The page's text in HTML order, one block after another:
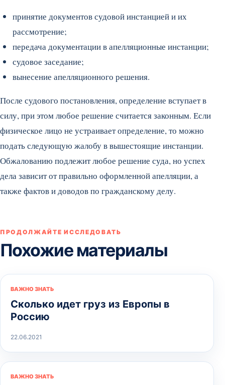
принятие документов судовой инстанцией и их
рассмотрение;
передача документации в апелляционные инстанции;
судовое заседание;
вынесение апелляционного решения.
После судового постановления, определение вступает в
силу, при этом любое решение считается законным. Если
физическое лицо не устраивает определение, то можно
подать следующую жалобу в вышестоящие инстанции.
Обжалованию подлежит любое решение суда, но успех
дела зависит от правильно оформленной апелляции, а
также фактов и доводов по гражданскому делу.
ПРОДОЛЖАЙТЕ ИССЛЕДОВАТЬ
Похожие материалы
ВАЖНО ЗНАТЬ
Сколько идет груз из Европы в
Россию
22.06.2021
ВАЖНО ЗНАТЬ